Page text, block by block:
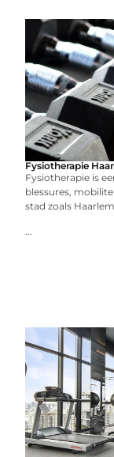
Fysiotherapie
Fysiotherapie is
blessures,
stad zoals
...